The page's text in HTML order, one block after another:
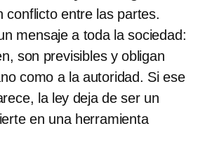
conflicto entre las partes.
mensaje a toda la sociedad:
son previsibles y obligan
como a la autoridad. Si ese
la ley deja de ser un
en una herramienta